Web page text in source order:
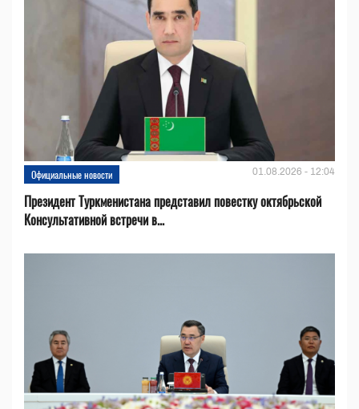
Официальные новости 01.08.2026 - 12:04
Президент Туркменистана представил повестку октябрьской
Консультативной встречи в...